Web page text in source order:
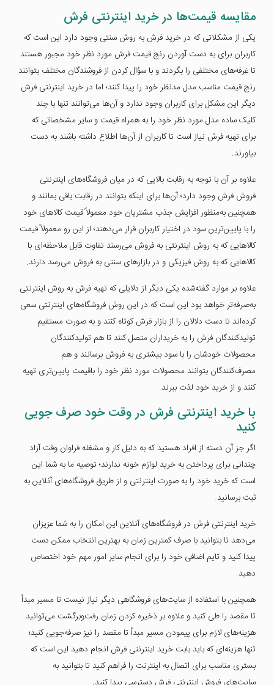
مقایسه قیمت‌ها در خرید اینترنتی فرش
یکی از مشکلاتی که در خرید فرش به روش سنتی وجود دارد این است که
کاربران برای به دست آوردن رنج قیمت فرش مورد نظر خود مجبور هستند
تا غرفه‌های مختلفی را بگردند و با سؤال کردن از فروشندگان مختلف بتوانند
رنج قیمت مناسب مدل مدنظر خود را پیدا کنند؛ اما در خرید اینترنتی فرش
دیگر این مشکل برای کاربران وجود ندارد و آن‌ها می‌توانند تنها با چند
کلیک ساده مدل مورد نظر خود را به همراه قیمت و سایر مشخصاتی که
برای تهیه فرش نیاز است تا کاربران از آن‌ها اطلاع داشته باشند به دست
بیاورند.
علاوه بر آن با توجه به رقابت بالایی که در میان فروشگاه‌های اینترنتی
فروش فرش وجود دارد؛ آن‌ها برای اینکه بتوانند در رقابت باقی بمانند و
همچنین به‌منظور افزایش جذب مشتریان خود معمولاً قیمت کالاهای خود
را با پایین‌ترین سود در اختیار کاربران قرار می‌دهند؛ از این رو معمولاً قیمت
کالاهایی که به روش اینترنتی به فروش می‌رسند تفاوت قابل ملاحظه‌ای با
کالاهایی که به روش فیزیکی و در بازارهای سنتی به فروش می‌رسد دارند.
علاوه بر موارد گفته‌شده یکی دیگر از دلایلی که تهیه فرش به روش اینترنتی
به‌صرفه‌تر خواهد بود این است که در این روش فروشگاه‌های اینترنتی سعی
کرده‌اند تا دست دلالان را از بازار فرش کوتاه کنند و به صورت مستقیم
تولیدکنندگان فرش را به خریداران متصل کنند تا هم تولیدکنندگان
محصولات خودشان را با سود بیشتری به فروش برسانند و هم
مصرف‌کنندگان بتوانند محصولات مورد نظر خود را باقیمت پایین‌تری تهیه
کنند و از خرید خود لذت ببرند.
با خرید اینترنتی فرش در وقت خود صرف جویی
کنید
اگر جز آن دسته از افراد هستید که به دلیل کار و مشغله فراوان وقت آزاد
چندانی برای پرداختن به خرید لوازم خونه ندارند؛ توصیه ما به شما این
است که خرید خود را به صورت اینترنتی و از طریق فروشگاه‌های آنلاین به
ثبت برسانید.
خرید اینترنتی فرش در فروشگاه‌های آنلاین این امکان را به شما عزیزان
می‌دهد تا بتوانید با صرف کمترین زمان به بهترین انتخاب ممکن دست
پیدا کنید و تایم اضافی خود را برای انجام سایر امور مهم خود اختصاص
دهید.
همچنین با استفاده از سایت‌های فروشگاهی دیگر نیاز نیست تا مسیر مبدأ
تا مقصد را طی کنید و علاوه بر ذخیره کردن زمان رفت‌وبرگشت می‌توانید
هزینه‌های لازم برای پیمودن مسیر مبدأ تا مقصد را نیز صرفه‌جویی کنید؛
تنها هزینه‌ای که باید بابت خرید اینترنتی فرش انجام دهید این است که
بستری مناسب برای اتصال به اینترنت را فراهم کنید تا بتوانید به